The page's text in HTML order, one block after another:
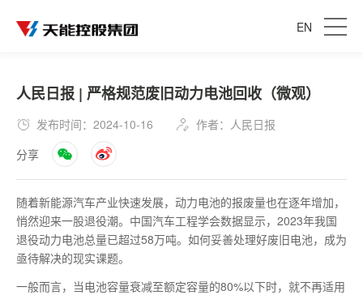
EN
人民日报 | 严格规范废旧动力电池回收（微观）
发布时间：2024-10-16
作者：人民日报
分享
随着新能源汽车产业快速发展，动力电池的报废量也在逐年增加，
悄然迎来一股退役潮。中国汽车工程学会数据显示，2023年我国
退役动力电池总量已超过58万吨。如何妥善处理好废旧电池，成为
亟待解决的现实课题。
一般而言，当电池容量衰减至额定容量的80%以下时，就不再适用